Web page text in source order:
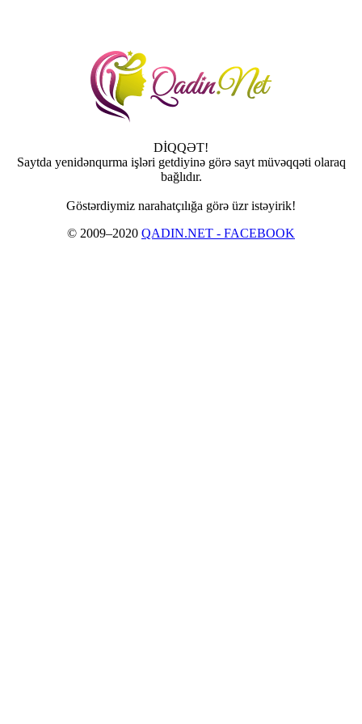
DİQQƏT!
Saytda yenidənqurma işləri getdiyinə görə sayt müvəqqəti olaraq
bağlıdır.
Göstərdiymiz narahatçılığa görə üzr istəyirik!
© 2009–2020 QADIN.NET - FACEBOOK